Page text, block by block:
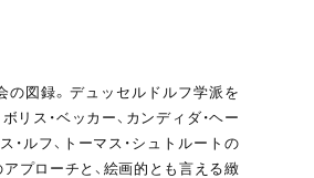
の図録。デュッセルドルフ学派を
リス・ベッカー、カンディダ・ヘー
・ルフ、トーマス・シュトルートの
プローチと、絵画的とも言える緻